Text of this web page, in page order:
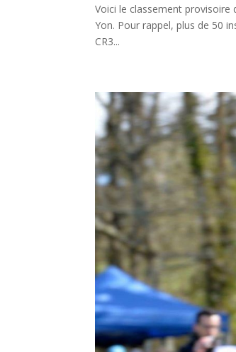
Voici le classement provisoire
Yon. Pour rappel, plus de 50
CR3...